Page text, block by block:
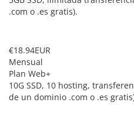
.com o .es gratis).
€18.94EUR
Mensual
Plan Web+
10G SSD, 10 hosting,
de un dominio .com o .es